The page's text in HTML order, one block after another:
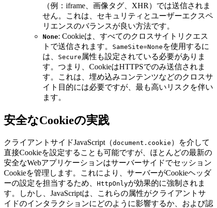
（例：iframe、画像タグ、XHR）では送信されま
せん。これは、セキュリティとユーザーエクスペ
リエンスのバランスが良い方法です。
None: Cookieは、すべてのクロスサイトリクエス
トで送信されます。
SameSite=None を使用するに
は、
Secure 属性も設定されている必要がありま
す。つまり、CookieはHTTPSでのみ送信されま
す。これは、埋め込みコンテンツなどのクロスサ
イト目的には必要ですが、最も高いリスクを伴い
ます。
安全なCookieの実践
クライアントサイドJavaScript（document.cookie ）を介して
直接Cookieを設定することも可能ですが、ほとんどの最新の
安全なWebアプリケーションはサーバーサイドでセッション
Cookieを管理します。これにより、サーバーがCookieヘッダ
ーの設定を担当するため、 HttpOnlyが効果的に強制されま
す。しかし、JavaScriptは、これらの属性がクライアントサ
イドのインタラクションにどのように影響するか、および認